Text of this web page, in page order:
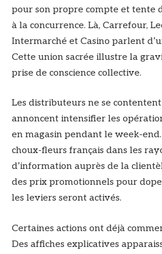
pour son propre compte et tente
à la concurrence. Là, Carrefour,
Intermarché et Casino parlent
Cette union sacrée illustre la
prise de conscience collective.
Les distributeurs ne se
annoncent intensifier les
en magasin pendant le week-
choux-fleurs français dans les
d’information auprès de la
des prix promotionnels pour
les leviers seront activés.
Certaines actions ont déjà
Des affiches explicatives